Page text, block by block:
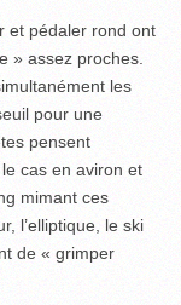
et pédaler rond ont
» assez proches.
les
pour une
pensent
cas en aviron et
mimant ces
l’elliptique, le ski
de « grimper